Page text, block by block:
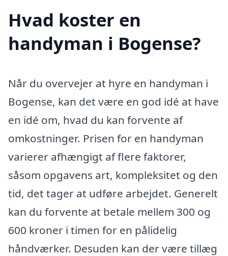
Hvad koster en
handyman i Bogense?
Når du overvejer at hyre en handyman i
Bogense, kan det være en god idé at have
en idé om, hvad du kan forvente af
omkostninger. Prisen for en handyman
varierer afhængigt af flere faktorer,
såsom opgavens art, kompleksitet og den
tid, det tager at udføre arbejdet. Generelt
kan du forvente at betale mellem 300 og
600 kroner i timen for en pålidelig
håndværker. Desuden kan der være tillæg